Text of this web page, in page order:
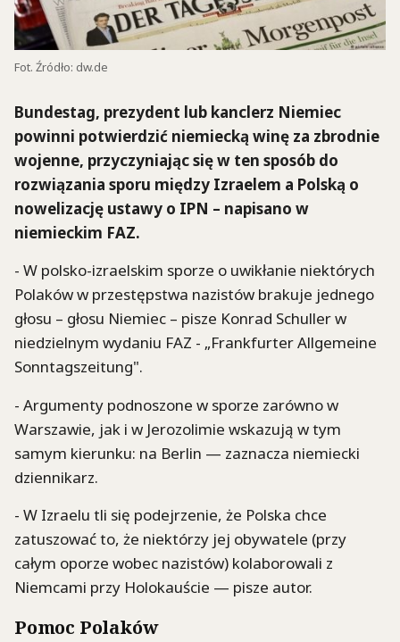
Fot. Źródło: dw.de
Bundestag, prezydent lub kanclerz Niemiec
powinni potwierdzić niemiecką winę za zbrodnie
wojenne, przyczyniając się w ten sposób do
rozwiązania sporu między Izraelem a Polską o
nowelizację ustawy o IPN – napisano w
niemieckim FAZ.
- W polsko-izraelskim sporze o uwikłanie niektórych
Polaków w przestępstwa nazistów brakuje jednego
głosu – głosu Niemiec – pisze Konrad Schuller w
niedzielnym wydaniu FAZ - „Frankfurter Allgemeine
Sonntagszeitung".
- Argumenty podnoszone w sporze zarówno w
Warszawie, jak i w Jerozolimie wskazują w tym
samym kierunku: na Berlin — zaznacza niemiecki
dziennikarz.
- W Izraelu tli się podejrzenie, że Polska chce
zatuszować to, że niektórzy jej obywatele (przy
całym oporze wobec nazistów) kolaborowali z
Niemcami przy Holokauście — pisze autor.
Pomoc Polaków